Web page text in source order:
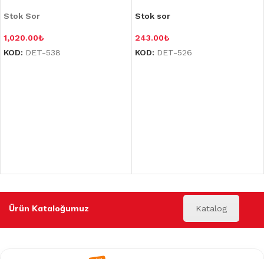
Stok Sor
1,020.00₺
KOD: DET-538
Stok sor
243.00₺
KOD: DET-526
Ürün Kataloğumuz Katalog